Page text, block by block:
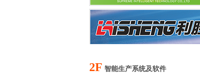
2F 智能生产系统及软件